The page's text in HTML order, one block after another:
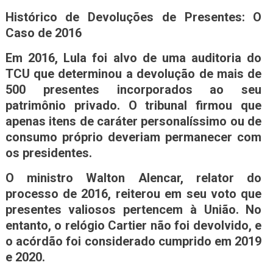
Histórico de Devoluções de Presentes: O
Caso de 2016
Em 2016, Lula foi alvo de uma auditoria do
TCU que determinou a devolução de mais de
500 presentes incorporados ao seu
patrimônio privado. O tribunal firmou que
apenas itens de caráter personalíssimo ou de
consumo próprio deveriam permanecer com
os presidentes.
O ministro Walton Alencar, relator do
processo de 2016, reiterou em seu voto que
presentes valiosos pertencem à União. No
entanto, o relógio Cartier não foi devolvido, e
o acórdão foi considerado cumprido em 2019
e 2020.